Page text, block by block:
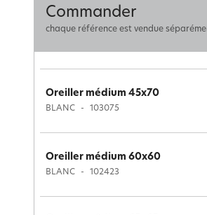
Commander
chaque référence est vendue
Oreiller médium 45x70
BLANC 103075
Oreiller médium 60x60
BLANC 102423